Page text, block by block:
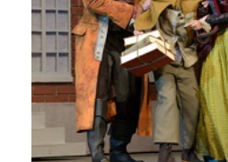
ОСТРОВ СОКРОВИЩ.
Мюзикл
Подробнее